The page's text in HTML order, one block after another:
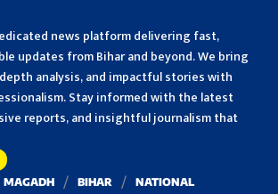
news platform delivering fast,
updates from Bihar and beyond. We bring
analysis, and impactful stories with
Stay informed with the latest
reports, and insightful journalism that
MAGADH BIHAR NATIONAL